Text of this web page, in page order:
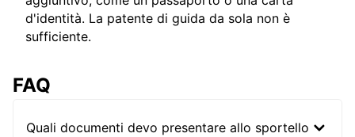
d'identità. La patente di guida da sola non è
sufficiente.
FAQ
Quali documenti devo presentare allo sportello